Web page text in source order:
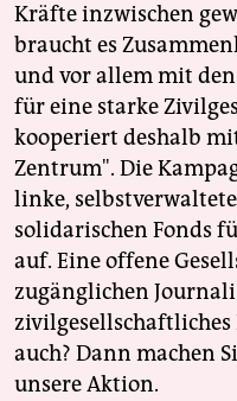
Kräfte inzwischen
braucht es
und vor allem mit
für eine starke
kooperiert deshalb
Zentrum". Die
linke,
solidarischen Fonds
auf. Eine offene
zugänglichen
zivilgesellschaftliches
auch? Dann machen
unsere Aktion.